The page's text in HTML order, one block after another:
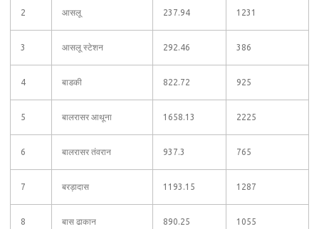
2 आसलू 237.94 1231
3 आसलू स्टेशन 292.46 386
4 बाडकी 822.72 925
5 बालरासर आथूना 1658.13 2225
6 बालरासर तंवरान 937.3 765
7 बरड़ादास 1193.15 1287
8 बास ढाकान 890.25 1055